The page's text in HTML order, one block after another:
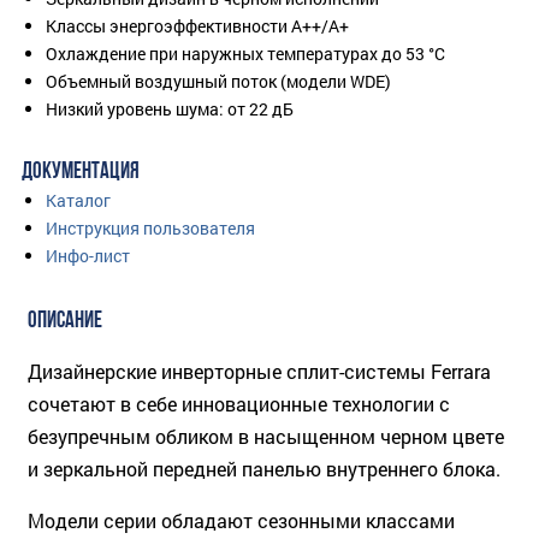
Классы энергоэффективности A++/A+
Охлаждение при наружных температурах до 53 °C
Объемный воздушный поток (модели WDE)
Низкий уровень шума: от 22 дБ
ДОКУМЕНТАЦИЯ
Каталог
Инструкция пользователя
Инфо-лист
ОПИСАНИЕ
Дизайнерские инверторные сплит-системы Ferrara
сочетают в себе инновационные технологии с
безупречным обликом в насыщенном черном цвете
и зеркальной передней панелью внутреннего блока.
Модели серии обладают сезонными классами